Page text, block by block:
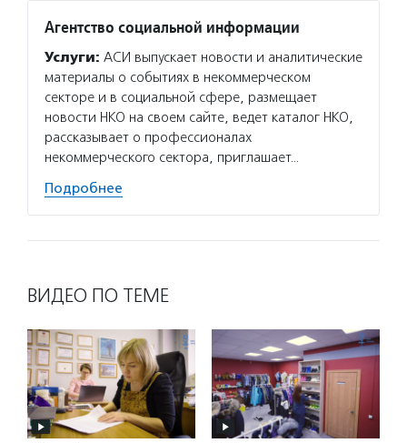
Агентство социальной информации
Услуги: АСИ выпускает новости и аналитические
материалы о событиях в некоммерческом
секторе и в социальной сфере, размещает
новости НКО на своем сайте, ведет каталог НКО,
рассказывает о профессионалах
некоммерческого сектора, приглашает…
Подробнее
ВИДЕО ПО ТЕМЕ